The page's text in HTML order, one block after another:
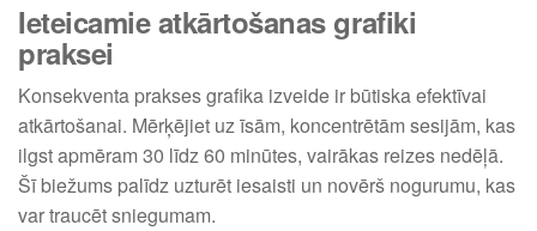
Ieteicamie atkārtošanas grafiki
praksei
Konsekventa prakses grafika izveide ir būtiska efektīvai
atkārtošanai. Mērķējiet uz īsām, koncentrētām sesijām, kas
ilgst apmēram 30 līdz 60 minūtes, vairākas reizes nedēļā.
Šī biežums palīdz uzturēt iesaisti un novērš nogurumu, kas
var traucēt sniegumam.